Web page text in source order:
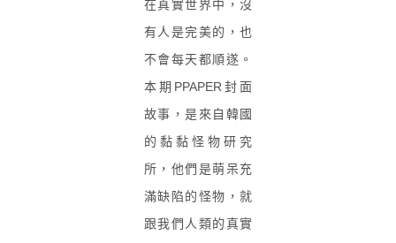
在真實世界中，沒
有人是完美的，也
不會每天都順遂。
本期PPAPER封面
故事，是來自韓國
的黏黏怪物研究
所，他們是萌呆充
滿缺陷的怪物，就
跟我們人類的真實